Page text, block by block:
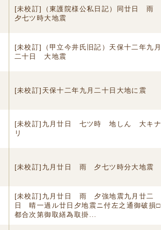
[未校訂]（東護院様公私日記）同廿日 雨
夕七ツ時大地震
[未校訂]（甲立今井氏旧記）天保十二年九月
二十日 大地震
[未校訂]天保十二年九月二十日大地に震
[未校訂]九月廿日 七ツ時 地しん 大キナ
リ
[未校訂]九月廿日 雨 夕七ツ時分大地震
[未校訂]九月廿日 雨 夕強地震九月廿二
日 晴一過ル廿日夕地震ニ付左之通御破損□
都合次第御取繕為取掛...